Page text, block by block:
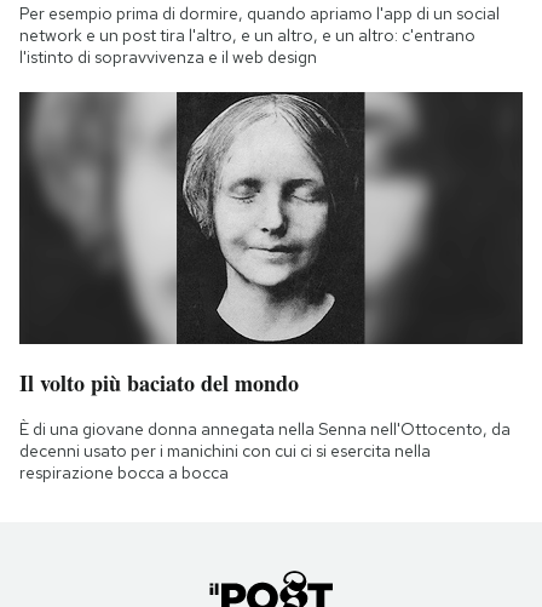
Per esempio prima di dormire, quando apriamo l'app di un social
network e un post tira l'altro, e un altro, e un altro: c'entrano
l'istinto di sopravvivenza e il web design
Il volto più baciato del mondo
È di una giovane donna annegata nella Senna nell'Ottocento, da
decenni usato per i manichini con cui ci si esercita nella
respirazione bocca a bocca